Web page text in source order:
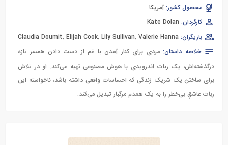
محصول کشور: آمریکا
کارگردان: Kate Dolan
بازیگران:
Claudia Doumit, Elijah Cook, Lily Sullivan, Valerie Hanna
خلاصه داستان:مردی برای کنار آمدن با غم از دست دادن همسر تازه
درگذشته‌اش، یک ربات اندرویدی با هوش مصنوعی تهیه می‌کند. او در تلاش
برای ساختن یک شریک زندگی که احساسات واقعی داشته باشد، ناخواسته این
ربات عاشقِ بی‌خطر را به یک همدم مرگبار تبدیل می‌کند.